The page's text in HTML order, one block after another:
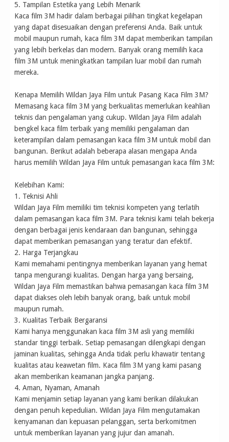
5. Tampilan Estetika yang Lebih Menarik
Kaca film 3M hadir dalam berbagai pilihan tingkat kegelapan
yang dapat disesuaikan dengan preferensi Anda. Baik untuk
mobil maupun rumah, kaca film 3M dapat memberikan tampilan
yang lebih berkelas dan modern. Banyak orang memilih kaca
film 3M untuk meningkatkan tampilan luar mobil dan rumah
mereka.
Kenapa Memilih Wildan Jaya Film untuk Pasang Kaca Film 3M?
Memasang kaca film 3M yang berkualitas memerlukan keahlian
teknis dan pengalaman yang cukup. Wildan Jaya Film adalah
bengkel kaca film terbaik yang memiliki pengalaman dan
keterampilan dalam pemasangan kaca film 3M untuk mobil dan
bangunan. Berikut adalah beberapa alasan mengapa Anda
harus memilih Wildan Jaya Film untuk pemasangan kaca film 3M:
Kelebihan Kami:
1. Teknisi Ahli
Wildan Jaya Film memiliki tim teknisi kompeten yang terlatih
dalam pemasangan kaca film 3M. Para teknisi kami telah bekerja
dengan berbagai jenis kendaraan dan bangunan, sehingga
dapat memberikan pemasangan yang teratur dan efektif.
2. Harga Terjangkau
Kami memahami pentingnya memberikan layanan yang hemat
tanpa mengurangi kualitas. Dengan harga yang bersaing,
Wildan Jaya Film memastikan bahwa pemasangan kaca film 3M
dapat diakses oleh lebih banyak orang, baik untuk mobil
maupun rumah.
3. Kualitas Terbaik Bergaransi
Kami hanya menggunakan kaca film 3M asli yang memiliki
standar tinggi terbaik. Setiap pemasangan dilengkapi dengan
jaminan kualitas, sehingga Anda tidak perlu khawatir tentang
kualitas atau keawetan film. Kaca film 3M yang kami pasang
akan memberikan keamanan jangka panjang.
4. Aman, Nyaman, Amanah
Kami menjamin setiap layanan yang kami berikan dilakukan
dengan penuh kepedulian. Wildan Jaya Film mengutamakan
kenyamanan dan kepuasan pelanggan, serta berkomitmen
untuk memberikan layanan yang jujur dan amanah.